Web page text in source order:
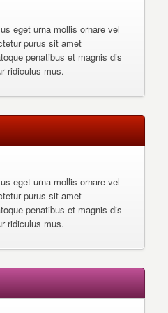
eget urna mollis ornare vel
purus sit amet
penatibus et magnis dis
ridiculus mus.
eget urna mollis ornare vel
purus sit amet
penatibus et magnis dis
ridiculus mus.